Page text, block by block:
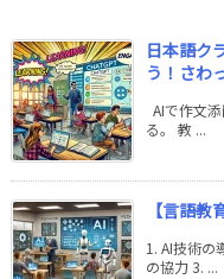
日本語ク
う！さわ
AIで作文
る。 教 ...
【言語
1. AI技術の
の協力 3. ...